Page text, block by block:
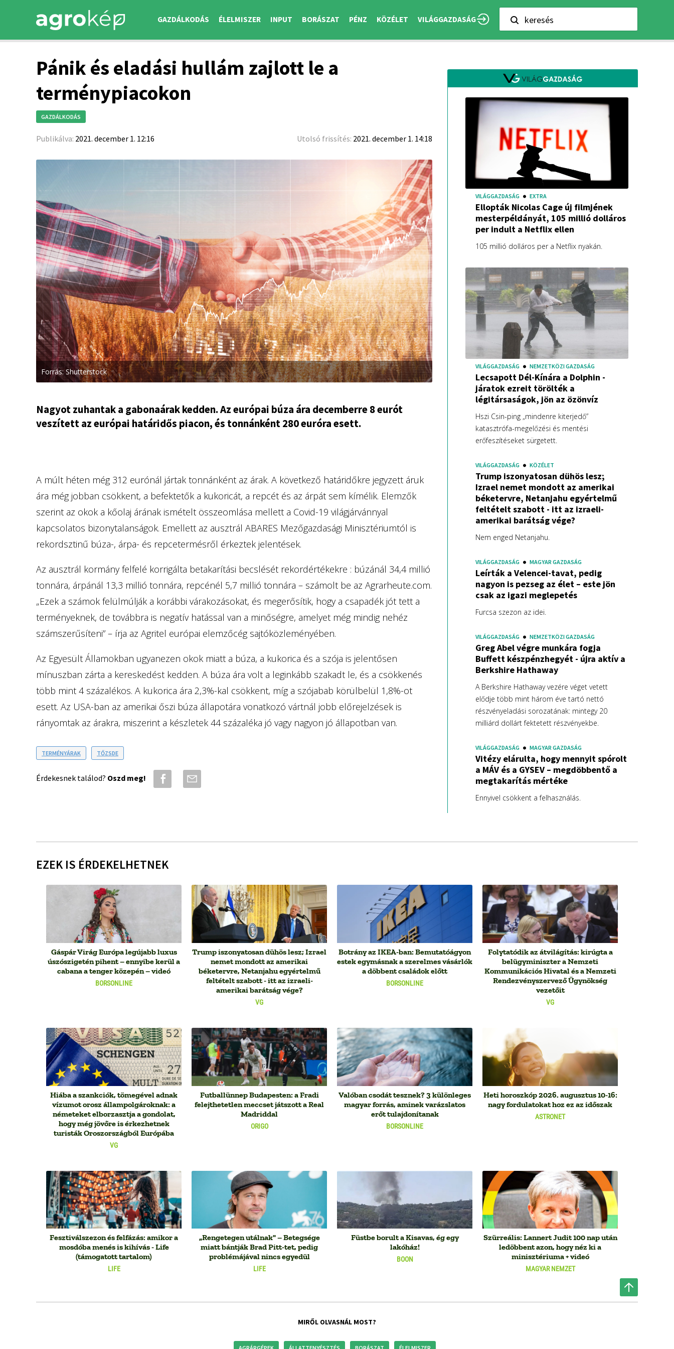
GAZDÁLKODÁS ÉLELMISZER INPUT BORÁSZAT PÉNZ KÖZÉLET VILÁGGAZDASÁG keresés
Pánik és eladási hullám zajlott le a
terménypiacokon
GAZDÁLKODÁS
Publikálva: 2021. december 1. 12:16 Utolsó frissítés: 2021. december 1. 14:18
Forrás: Shutterstock
Nagyot zuhantak a gabonaárak kedden. Az európai búza ára decemberre 8 eurót
veszített az európai határidős piacon, és tonnánként 280 euróra esett.
A múlt héten még 312 eurónál jártak tonnánként az árak. A következő határidőkre jegyzett áruk
ára még jobban csökkent, a befektetők a kukoricát, a repcét és az árpát sem kímélik. Elemzők
szerint az okok a kőolaj árának ismételt összeomlása mellett a Covid-19 világjárvánnyal
kapcsolatos bizonytalanságok. Emellett az ausztrál ABARES Mezőgazdasági Minisztériumtól is
rekordsztinű búza-, árpa- és repcetermésről érkeztek jelentések.
Az ausztrál kormány felfelé korrigálta betakarítási becslését rekordértékekre : búzánál 34,4 millió
tonnára, árpánál 13,3 millió tonnára, repcénél 5,7 millió tonnára – számolt be az Agrarheute.com.
„Ezek a számok felülmúlják a korábbi várakozásokat, és megerősítik, hogy a csapadék jót tett a
terményeknek, de továbbra is negatív hatással van a minőségre, amelyet még mindig nehéz
számszerűsíteni” – írja az Agritel európai elemzőcég sajtóközleményében.
Az Egyesült Államokban ugyanezen okok miatt a búza, a kukorica és a szója is jelentősen
mínuszban zárta a kereskedést kedden. A búza ára volt a leginkább szakadt le, és a csökkenés
több mint 4 százalékos. A kukorica ára 2,3%-kal csökkent, míg a szójabab körülbelül 1,8%-ot
esett. Az USA-ban az amerikai őszi búza állapotára vonatkozó vártnál jobb előrejelzések is
rányomtak az árakra, miszerint a készletek 44 százaléka jó vagy nagyon jó állapotban van.
TERMÉNYÁRAK TŐZSDE
Érdekesnek találod? Oszd meg!
VILÁGGAZDASÁG EXTRA
Ellopták Nicolas Cage új filmjének
mesterpéldányát, 105 millió dolláros
per indult a Netflix ellen
105 millió dolláros per a Netflix nyakán.
VILÁGGAZDASÁG NEMZETKÖZI GAZDASÁG
Lecsapott Dél-Kínára a Dolphin -
járatok ezreit törölték a
légitársaságok, jön az özönvíz
Hszi Csin-ping „mindenre kiterjedő”
katasztrófa-megelőzési és mentési
erőfeszítéseket sürgetett.
VILÁGGAZDASÁG KÖZÉLET
Trump iszonyatosan dühös lesz;
Izrael nemet mondott az amerikai
béketervre, Netanjahu egyértelmű
feltételt szabott - itt az izraeli-
amerikai barátság vége?
Nem enged Netanjahu.
VILÁGGAZDASÁG MAGYAR GAZDASÁG
Leírták a Velencei-tavat, pedig
nagyon is pezseg az élet – este jön
csak az igazi meglepetés
Furcsa szezon az idei.
VILÁGGAZDASÁG NEMZETKÖZI GAZDASÁG
Greg Abel végre munkára fogja
Buffett készpénzhegyét - újra aktív a
Berkshire Hathaway
A Berkshire Hathaway vezére véget vetett
elődje több mint három éve tartó nettó
részvényeladási sorozatának: mintegy 20
milliárd dollárt fektetett részvényekbe.
VILÁGGAZDASÁG MAGYAR GAZDASÁG
Vitézy elárulta, hogy mennyit spórolt
a MÁV és a GYSEV – megdöbbentő a
megtakarítás mértéke
Ennyivel csökkent a felhasználás.
EZEK IS ÉRDEKELHETNEK
BORSONLINE
Gáspár Virág Európa legújabb luxus
úszószigetén pihent – ennyibe kerül a
cabana a tenger közepén – videó
VG
Trump iszonyatosan dühös lesz; Izrael
nemet mondott az amerikai
béketervre, Netanjahu egyértelmű
feltételt szabott - itt az izraeli-
amerikai barátság vége?
BORSONLINE
Botrány az IKEA-ban: Bemutatóágyon
estek egymásnak a szerelmes vásárlók
a döbbent családok előtt
VG
Folytatódik az átvilágítás: kirúgta a
belügyminiszter a Nemzeti
Kommunikációs Hivatal és a Nemzeti
Rendezvényszervező Ügynökség
vezetőit
VG
Hiába a szankciók, tömegével adnak
vízumot orosz állampolgároknak: a
németeket elborzasztja a gondolat,
hogy még jövőre is érkezhetnek
turisták Oroszországból Európába
ORIGO
Futballünnep Budapesten: a Fradi
felejthetetlen meccset játszott a Real
Madriddal
BORSONLINE
Valóban csodát tesznek? 3 különleges
magyar forrás, aminek varázslatos
erőt tulajdonítanak
ASTRONET
Heti horoszkóp 2026. augusztus 10-16:
nagy fordulatokat hoz ez az időszak
LIFE
Fesztiválszezon és felfázás: amikor a
mosdóba menés is kihívás - Life
(támogatott tartalom)
LIFE
„Rengetegen utálnak" – Betegsége
miatt bántják Brad Pitt-tet, pedig
problémájával nincs egyedül
BOON
Füstbe borult a Kisavas, ég egy
lakóház!
MAGYAR NEMZET
Szürreális: Lannert Judit 100 nap után
ledöbbent azon, hogy néz ki a
minisztériuma + videó
MIRŐL OLVASNÁL MOST?